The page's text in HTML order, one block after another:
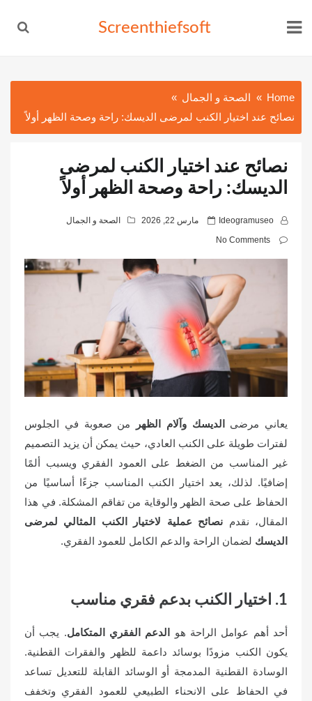
Screenthiefsoft
Home
الصحة و الجمال
نصائح عند اختيار الكنب لمرضى الديسك: راحة وصحة الظهر أولاً
نصائح عند اختيار الكنب لمرضى
الديسك: راحة وصحة الظهر أولاً
Ideogramuseo
P
e
d
o
n
مارس 22, 2026
الصحة و الجمال
No Comments
يعاني مرضى الديسك وآلام الظهر
من صعوبة في الجلوس
لفترات طويلة على الكنب العادي، حيث يمكن أن يزيد التصميم
غير المناسب من الضغط على العمود الفقري ويسبب ألمًا
إضافيًا. لذلك، يعد اختيار الكنب المناسب جزءًا أساسيًا من
الحفاظ على صحة الظهر والوقاية من تفاقم المشكلة. في هذا
المقال، نقدم نصائح عملية لاختيار الكنب المثالي لمرضى
الديسك لضمان الراحة والدعم الكامل للعمود الفقري.
1. اختيار الكنب بدعم فقري مناسب
أحد أهم عوامل الراحة هو الدعم الفقري المتكامل. يجب أن
يكون الكنب مزودًا بوسائد داعمة للظهر والفقرات القطنية.
الوسادة القطنية المدمجة أو الوسائد القابلة للتعديل تساعد
في الحفاظ على الانحناء الطبيعي للعمود الفقري وتخفف